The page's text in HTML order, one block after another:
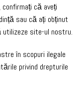
că aveți
sau că ați obținut
utilizeze site-ul nostru.
în scopuri ilegale
privind drepturile